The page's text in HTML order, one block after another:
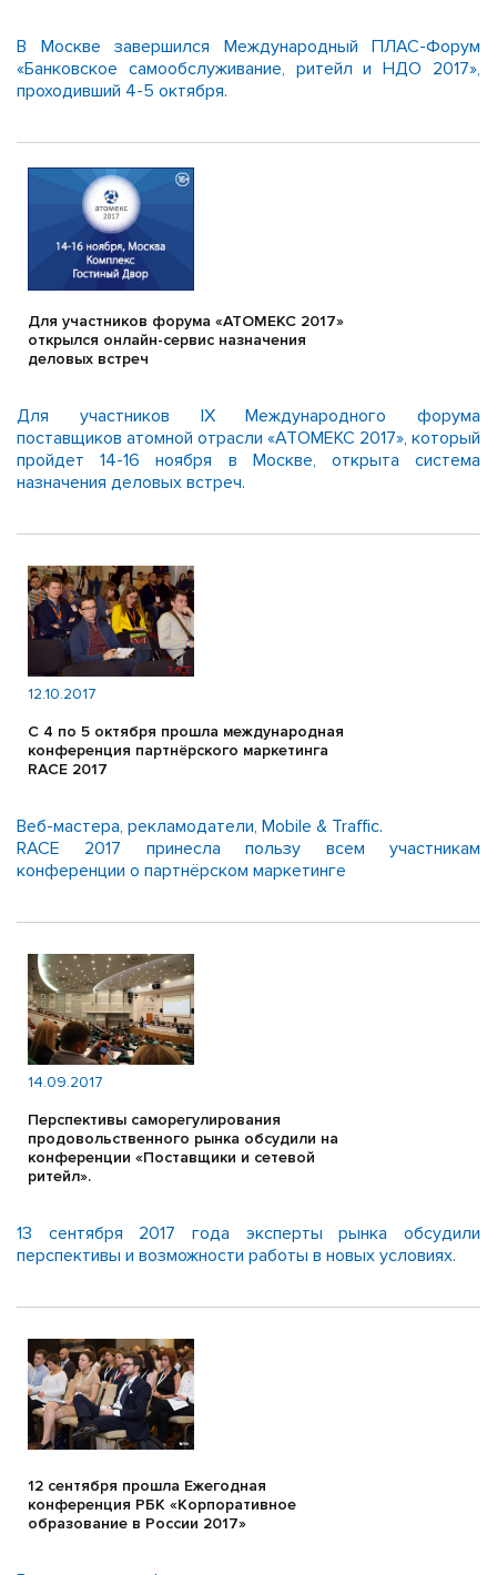
В Москве завершился Международный ПЛАС-Форум
«Банковское самообслуживание, ритейл и НДО 2017»,
проходивший 4-5 октября.
Для участников форума «АТОМЕКС 2017»
открылся онлайн-сервис назначения
деловых встреч
Для участников IX Международного форума
поставщиков атомной отрасли «АТОМЕКС 2017», который
пройдет 14-16 ноября в Москве, открыта система
назначения деловых встреч.
12.10.2017
С 4 по 5 октября прошла международная
конференция партнёрского маркетинга
RACE 2017
Веб-мастера, рекламодатели, Mobile & Traffic.
RACE 2017 принесла пользу всем участникам
конференции о партнёрском маркетинге
14.09.2017
Перспективы саморегулирования
продовольственного рынка обсудили на
конференции «Поставщики и сетевой
ритейл».
13 сентября 2017 года эксперты рынка обсудили
перспективы и возможности работы в новых условиях.
12 сентября прошла Ежегодная
конференция РБК «Корпоративное
образование в России 2017»